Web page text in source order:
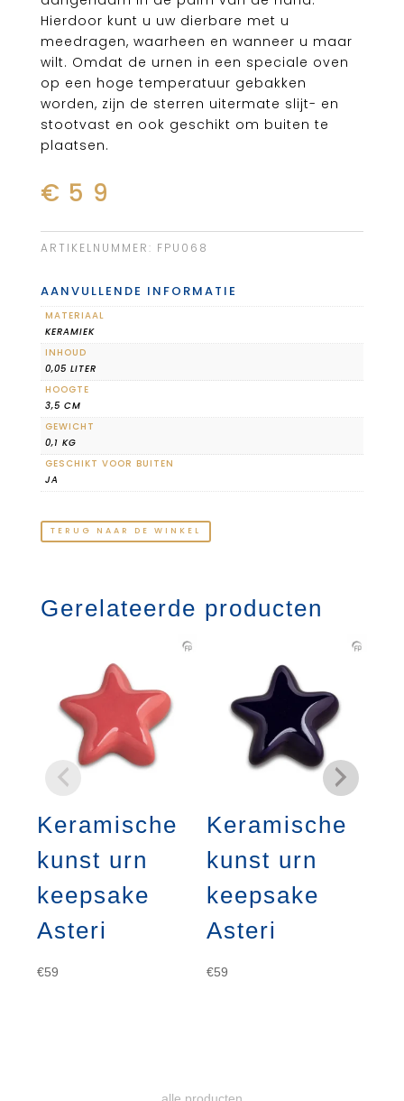
Hierdoor kunt u uw dierbare met u
meedragen, waarheen en wanneer u maar
wilt. Omdat de urnen in een speciale oven
op een hoge temperatuur gebakken
worden, zijn de sterren uitermate slijt- en
stootvast en ook geschikt om buiten te
plaatsen.
€ 59
ARTIKELNUMMER: FPU068
AANVULLENDE INFORMATIE
MATERIAAL
KERAMIEK
INHOUD
0,05 LITER
HOOGTE
3,5 CM
GEWICHT
0,1 KG
GESCHIKT VOOR BUITEN
JA
TERUG NAAR DE WINKEL
Gerelateerde producten
Keramische
kunst urn
keepsake
Asteri
€59
Keramische
kunst urn
keepsake
Asteri
€59
alle producten